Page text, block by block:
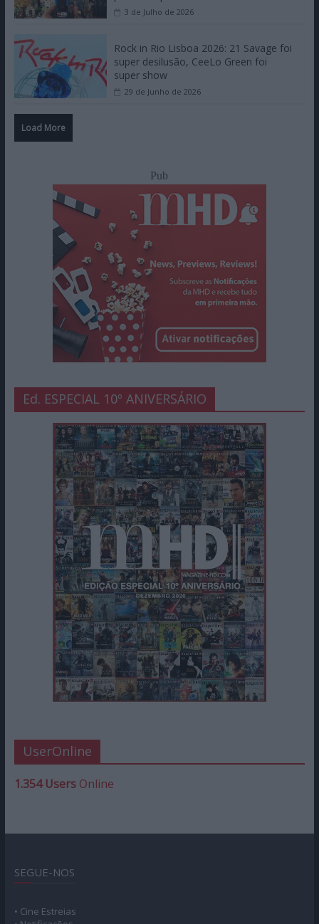
3 de Julho de 2026
Rock in Rio Lisboa 2026: 21 Savage foi
super desilusão, CeeLo Green foi
super show
29 de Junho de 2026
Load More
Pub
Ed. ESPECIAL 10º ANIVERSÁRIO
UserOnline
1.354 UsersOnline
SEGUE-NOS
• Cine Estreias